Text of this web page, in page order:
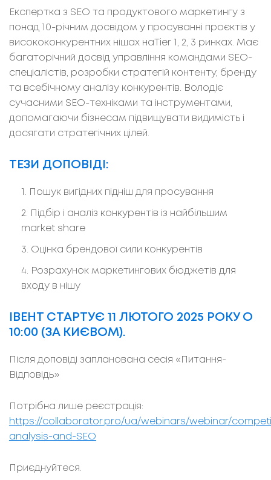
Експертка з SEO та продуктового маркетингу з
понад 10-річним досвідом у просуванні проєктів у
висококонкурентних нішах наTier 1, 2, 3 ринках. Має
багаторічний досвід управління командами SEO-
спеціалістів, розробки стратегій контенту, бренду
та всебічному аналізу конкурентів. Володіє
сучасними SEO-техніками та інструментами,
допомагаючи бізнесам підвищувати видимість і
досягати стратегічних цілей.
ТЕЗИ ДОПОВІДІ:
Пошук вигідних підніш для просування
Підбір і аналіз конкурентів із найбільшим
market share
Оцінка брендової сили конкурентів
Розрахунок маркетингових бюджетів для
входу в нішу
ІВЕНТ СТАРТУЄ 11 ЛЮТОГО 2025 РОКУ О
10:00 (ЗА КИЄВОМ).
Після доповіді запланована сесія «Питання-
Відповідь»
Потрібна лише реєстрація:
https://collaborator.pro/ua/webinars/webinar/
analysis-and-SEO
Приєднуйтеся.